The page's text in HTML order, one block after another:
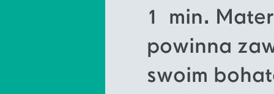
1 min.
powinna
swoim